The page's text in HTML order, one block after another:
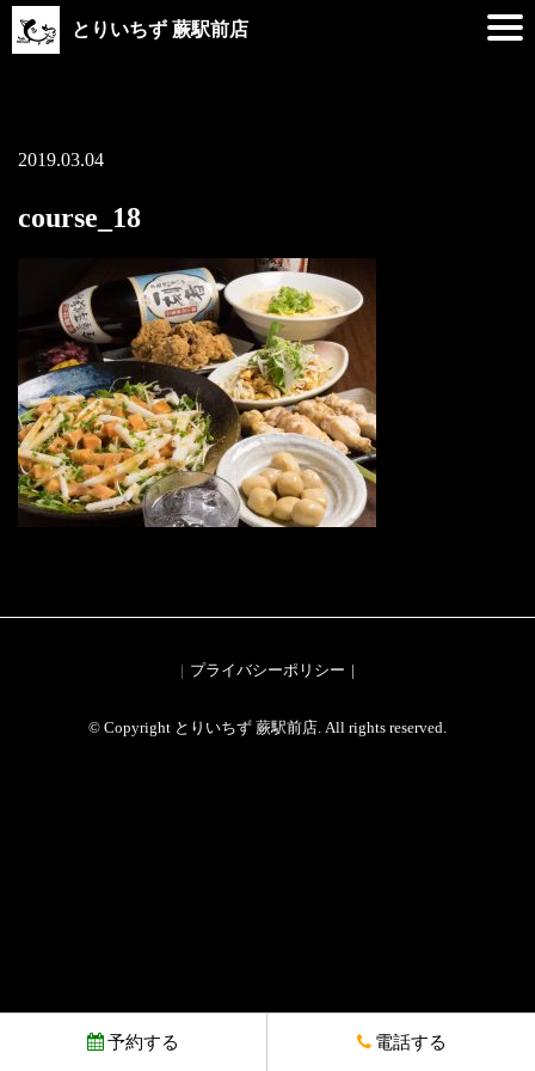
とりいちず 蕨駅前店
2019.03.04
course_18
プライバシーポリシー
© Copyright とりいちず 蕨駅前店. All rights reserved.
予約する 電話する